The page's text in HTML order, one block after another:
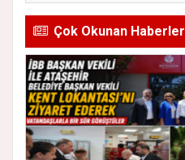
Çok Okunan Haberler